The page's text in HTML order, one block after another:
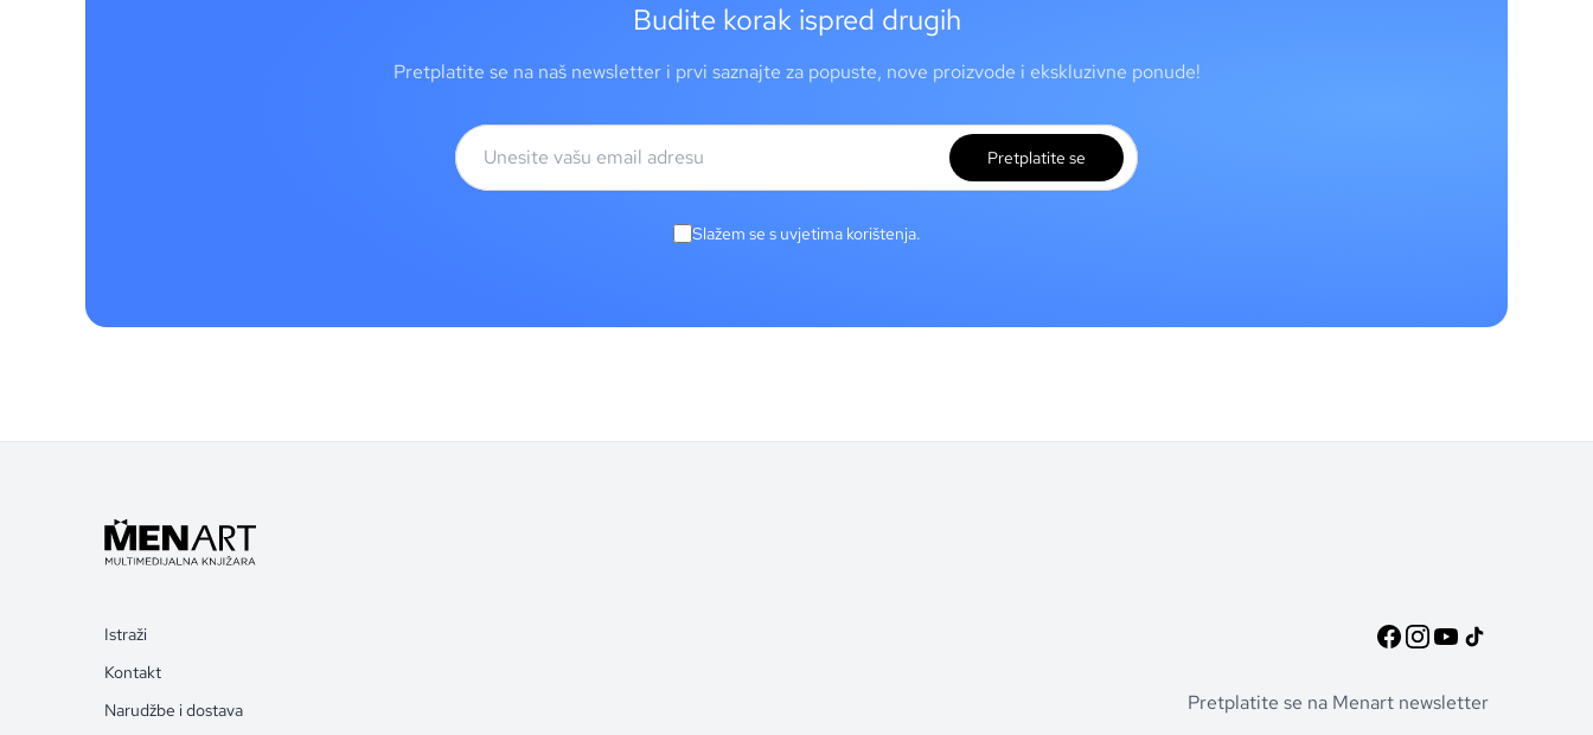
Budite korak ispred drugih
Pretplatite se na naš newsletter i prvi saznajte za popuste, nove proizvode i ekskluzivne ponude!
Pretplatite se
Slažem se s uvjetima korištenja.
Istraži
Kontakt
Narudžbe i dostava
Pretplatite se na Menart newsletter